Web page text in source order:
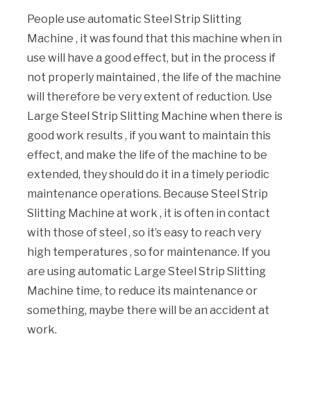
People use automatic Steel Strip Slitting
Machine , it was found that this machine when in
use will have a good effect, but in the process if
not properly maintained , the life of the machine
will therefore be very extent of reduction. Use
Large Steel Strip Slitting Machine when there is
good work results , if you want to maintain this
effect, and make the life of the machine to be
extended, they should do it in a timely periodic
maintenance operations. Because Steel Strip
Slitting Machine at work , it is often in contact
with those of steel , so it’s easy to reach very
high temperatures , so for maintenance. If you
are using automatic Large Steel Strip Slitting
Machine time, to reduce its maintenance or
something, maybe there will be an accident at
work.